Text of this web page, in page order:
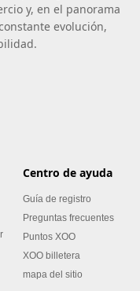
y, en el panorama
evolución,
Centro de ayuda
Guía de registro
Preguntas frecuentes
Puntos XOO
XOO billetera
mapa del sitio